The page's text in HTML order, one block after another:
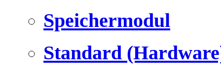
Speichermodul
Standard